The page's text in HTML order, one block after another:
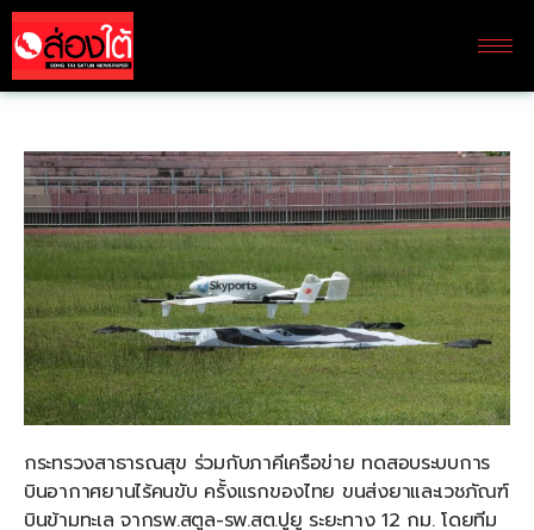
กระทรวงสาธารณสุข ร่วมกับภาคีเครือข่าย ทดสอบระบบการ
บินอากาศยานไร้คนขับ ครั้งแรกของไทย ขนส่งยาและเวชภัณฑ์
บินข้ามทะเล จากรพ.สตูล-รพ.สต.ปูยู ระยะทาง 12 กม. โดยทีม